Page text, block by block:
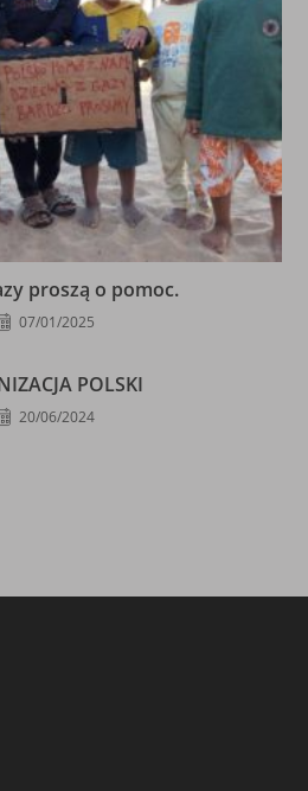
proszą o pomoc.
07/01/2025
POLSKI
20/06/2024